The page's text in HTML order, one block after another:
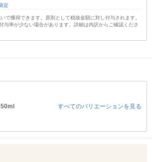
定
で獲得できます。原則として税抜金額に対し付与されます。
与率が少ない場合があります。詳細は内訳からご確認くださ
すべてのバリエーションを見る